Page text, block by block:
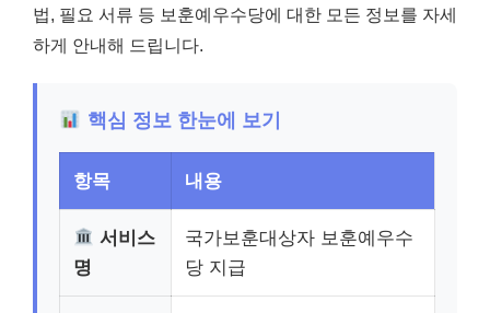
법, 필요 서류 등 보훈예우수당에 대한 모든 정보를 자세
하게 안내해 드립니다.
핵심 정보 한눈에 보기
항목 내용
서비스
명
국가보훈대상자 보훈예우수
당 지급